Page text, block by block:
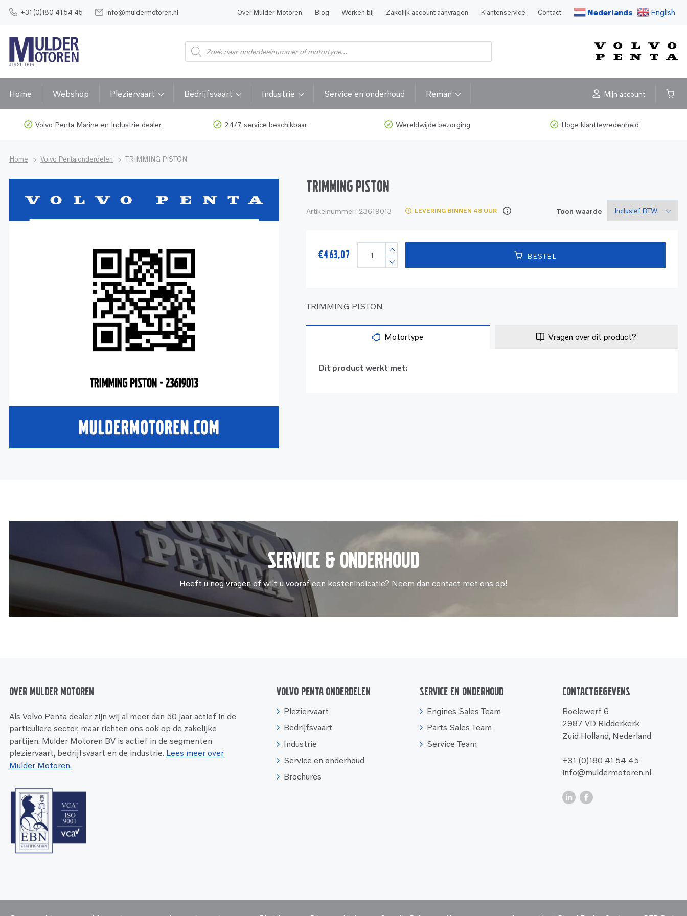
+31 (0)180 41 54 45 info@muldermotoren.nl Over Mulder Motoren Blog Werken bij Zakelijk account aanvragen Klantenservice Contact Nederlands English
Home Webshop Pleziervaart Bedrijfsvaart Industrie Service en onderhoud Reman Mijn account
Volvo Penta Marine en Industrie dealer 24/7 service beschikbaar Wereldwijde bezorging Hoge klanttevredenheid
Home Volvo Penta onderdelen TRIMMING PISTON
TRIMMING PISTON
Artikelnummer: 23619013 LEVERING BINNEN 48 UUR Toon waarde
€463,07 BESTEL
TRIMMING PISTON
Motortype Vragen over dit product?
Dit product werkt met:
Service & onderhoud
Heeft u nog vragen of wilt u vooraf een kostenindicatie? Neem dan contact met ons op!
Over Mulder Motoren
Als Volvo Penta dealer zijn wij al meer dan 50 jaar actief in de
particuliere sector, maar richten ons ook op de zakelijke
partijen. Mulder Motoren BV is actief in de segmenten
pleziervaart, bedrijfsvaart en de industrie. Lees meer over
Mulder Motoren.
Volvo Penta onderdelen
Pleziervaart
Bedrijfsvaart
Industrie
Service en onderhoud
Brochures
Service en onderhoud
Engines Sales Team
Parts Sales Team
Service Team
Contactgegevens
Boelewerf 6
2987 VD Ridderkerk
Zuid Holland, Nederland
+31 (0)180 41 54 45
info@muldermotoren.nl